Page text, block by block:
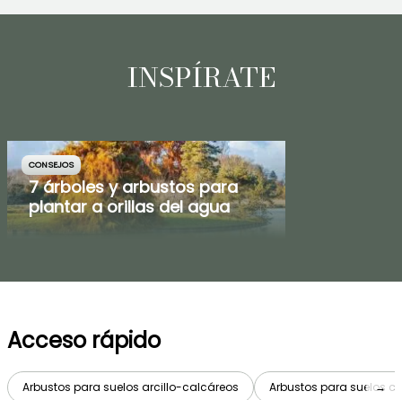
INSPÍRATE
CONSEJOS
7 árboles y arbustos para
plantar a orillas del agua
Acceso rápido
Arbustos para suelos arcillo-calcáreos Arbustos para suelos
→